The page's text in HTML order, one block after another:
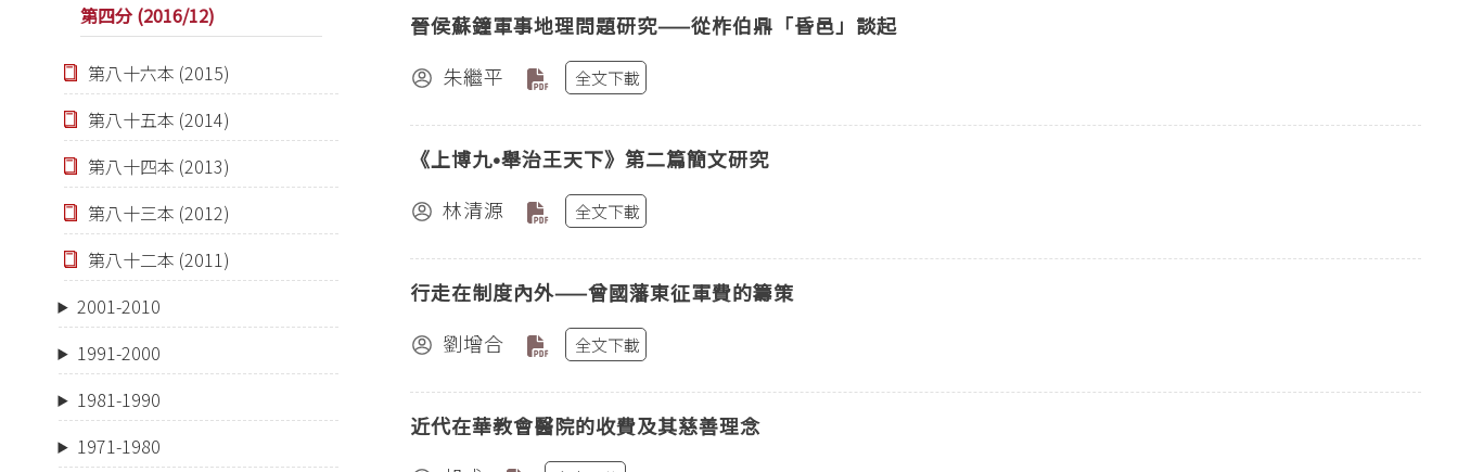
第四分 (2016/12)
第八十六本 (2015)
第八十五本 (2014)
第八十四本 (2013)
第八十三本 (2012)
第八十二本 (2011)
2001-2010
1991-2000
1981-1990
1971-1980
晉侯蘇鐘軍事地理問題研究——從柞伯鼎「昏邑」談起
朱繼平
全文下載
《上博九•舉治王天下》第二篇簡文研究
林清源
全文下載
行走在制度內外——曾國藩東征軍費的籌策
劉增合
全文下載
近代在華教會醫院的收費及其慈善理念